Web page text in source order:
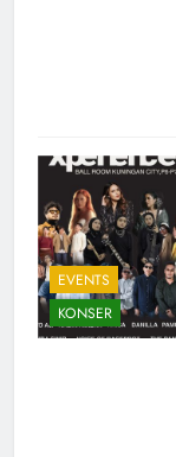
EVENTS
KONSER